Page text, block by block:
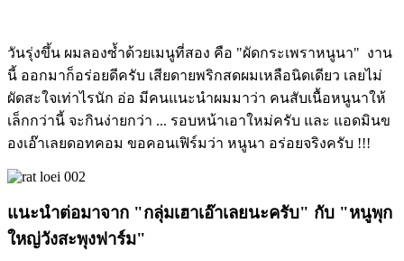
วันรุ่งขึ้น ผมลองซ้ำด้วยเมนูที่สอง คือ "ผัดกระเพราหนูนา" งาน
นี้ ออกมาก็อร่อยดีครับ เสียดายพริกสดผมเหลือนิดเดียว เลยไม่
ผัดสะใจเท่าไรนัก อ่อ มีคนแนะนำผมมาว่า คนสับเนื้อหนูนาให้
เล็กกว่านี้ จะกินง่ายกว่า ... รอบหน้าเอาใหม่ครับ และ แอดมินข
องเอ๊าเลยดอทคอม ขอคอนเฟิร์มว่า หนูนา อร่อยจริงครับ !!!
แนะนำต่อมาจาก "กลุ่มเฮาเอ๊าเลยนะครับ" กับ "หนูพุก
ใหญ่วังสะพุงฟาร์ม"